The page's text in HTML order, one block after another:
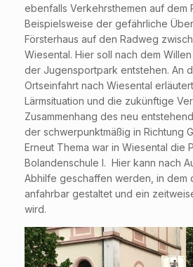
ebenfalls Verkehrsthemen auf dem
Beispielsweise der gefährliche
Försterhaus auf den Radweg
Wiesental. Hier soll nach dem
der Jugensportpark entstehen. An
Ortseinfahrt nach Wiesental
Lärmsituation und die zukünftige
Zusammenhang des neu
der schwerpunktmäßig in Richtung
Erneut Thema war in Wiesental die
Bolandenschule I. Hier kann nach
Abhilfe geschaffen werden, in dem
anfahrbar gestaltet und ein
wird.